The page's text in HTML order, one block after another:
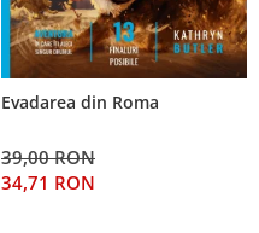
Evadarea din Roma
39,00 RON
34,71 RON